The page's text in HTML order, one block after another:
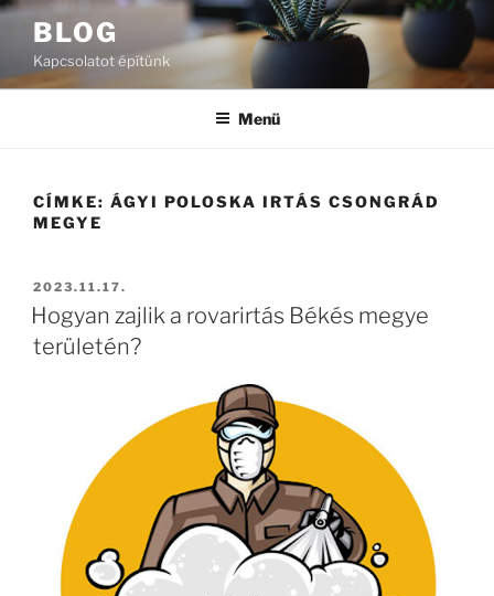
Tartalomhoz
BLOG
Kapcsolatot építünk
Menü
CÍMKE: ÁGYI POLOSKA IRTÁS CSONGRÁD
MEGYE
BEKÜLDVE:
2023.11.17.
Hogyan zajlik a rovarirtás Békés megye
területén?